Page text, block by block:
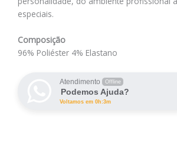
especiais.
Composição
96% Poliéster 4% Elastano
Atendimento Offline
Podemos Ajuda?
Voltamos em 0h:3m